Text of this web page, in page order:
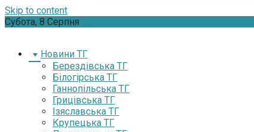
Skip to content
Субота, 8 Серпня
Новини ТГ
Берездівська ТГ
Білогірська ТГ
Ганнопільська ТГ
Грицівська ТГ
Ізяславська ТГ
Крупецька ТГ